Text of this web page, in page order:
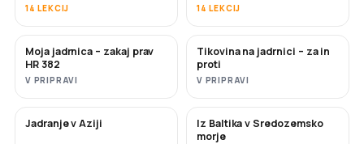
14 LEKCIJ 14 LEKCIJ
KMALU
Moja jadrnica – zakaj prav
HR 382
V PRIPRAVI
KMALU
Tikovina na jadrnici – za in
proti
V PRIPRAVI
KMALU
Jadranje v Aziji KMALU
Iz Baltika v Sredozemsko
morje